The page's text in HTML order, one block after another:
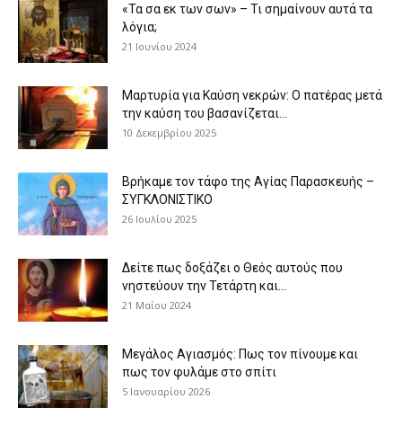
«Τα σα εκ των σων» – Τι σημαίνουν αυτά τα
λόγια;
21 Ιουνίου 2024
Μαρτυρία για Καύση νεκρών: Ο πατέρας μετά
την καύση του βασανίζεται...
10 Δεκεμβρίου 2025
Βρήκαμε τον τάφο της Αγίας Παρασκευής –
ΣΥΓΚΛΟΝΙΣΤΙΚΟ
26 Ιουλίου 2025
Δείτε πως δοξάζει ο Θεός αυτούς που
νηστεύουν την Τετάρτη και...
21 Μαΐου 2024
Μεγάλος Αγιασμός: Πως τον πίνουμε και
πως τον φυλάμε στο σπίτι
5 Ιανουαρίου 2026